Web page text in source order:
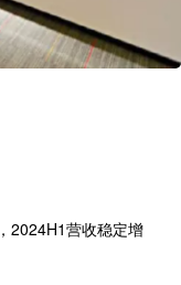
2024H1营收稳定增